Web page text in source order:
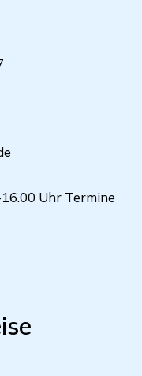
Uhr Termine